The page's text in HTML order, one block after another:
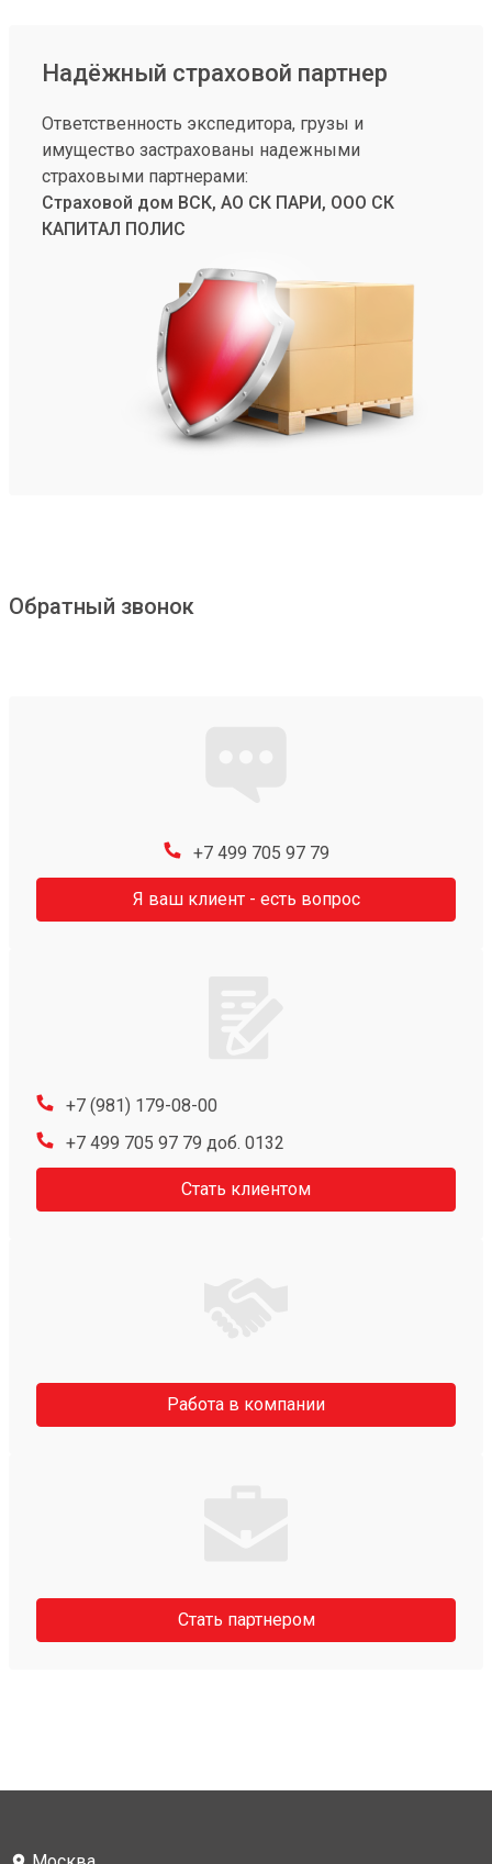
Надёжный страховой партнер
Ответственность экспедитора, грузы и
имущество застрахованы надежными
страховыми партнерами:
Страховой дом ВСК, АО СК ПАРИ, ООО СК
КАПИТАЛ ПОЛИС
Обратный звонок
+7 499 705 97 79
Я ваш клиент - есть вопрос
+7 (981) 179-08-00
+7 499 705 97 79 доб. 0132
Стать клиентом
Работа в компании
Стать партнером